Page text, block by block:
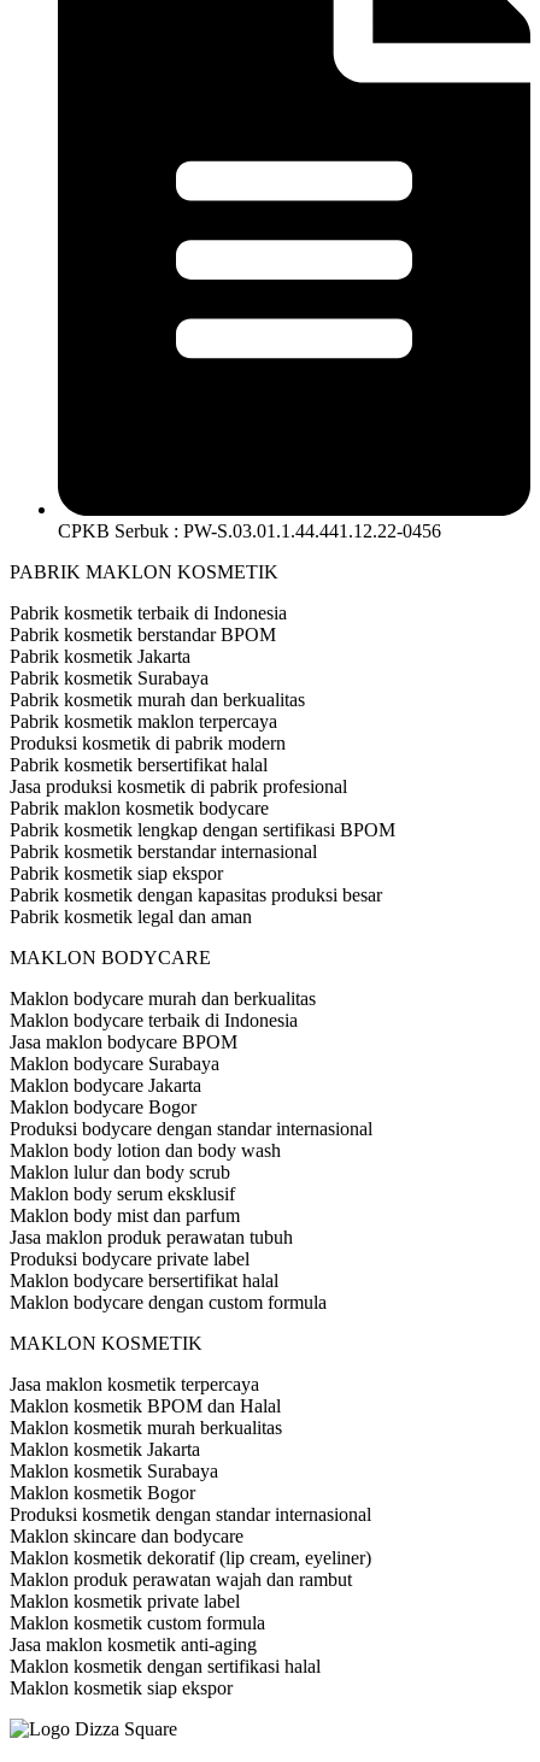
CPKB Serbuk : PW-S.03.01.1.44.441.12.22-0456
PABRIK MAKLON KOSMETIK
Pabrik kosmetik terbaik di Indonesia
Pabrik kosmetik berstandar BPOM
Pabrik kosmetik Jakarta
Pabrik kosmetik Surabaya
Pabrik kosmetik murah dan berkualitas
Pabrik kosmetik maklon terpercaya
Produksi kosmetik di pabrik modern
Pabrik kosmetik bersertifikat halal
Jasa produksi kosmetik di pabrik profesional
Pabrik maklon kosmetik bodycare
Pabrik kosmetik lengkap dengan sertifikasi BPOM
Pabrik kosmetik berstandar internasional
Pabrik kosmetik siap ekspor
Pabrik kosmetik dengan kapasitas produksi besar
Pabrik kosmetik legal dan aman
MAKLON BODYCARE
Maklon bodycare murah dan berkualitas
Maklon bodycare terbaik di Indonesia
Jasa maklon bodycare BPOM
Maklon bodycare Surabaya
Maklon bodycare Jakarta
Maklon bodycare Bogor
Produksi bodycare dengan standar internasional
Maklon body lotion dan body wash
Maklon lulur dan body scrub
Maklon body serum eksklusif
Maklon body mist dan parfum
Jasa maklon produk perawatan tubuh
Produksi bodycare private label
Maklon bodycare bersertifikat halal
Maklon bodycare dengan custom formula
MAKLON KOSMETIK
Jasa maklon kosmetik terpercaya
Maklon kosmetik BPOM dan Halal
Maklon kosmetik murah berkualitas
Maklon kosmetik Jakarta
Maklon kosmetik Surabaya
Maklon kosmetik Bogor
Produksi kosmetik dengan standar internasional
Maklon skincare dan bodycare
Maklon kosmetik dekoratif (lip cream, eyeliner)
Maklon produk perawatan wajah dan rambut
Maklon kosmetik private label
Maklon kosmetik custom formula
Jasa maklon kosmetik anti-aging
Maklon kosmetik dengan sertifikasi halal
Maklon kosmetik siap ekspor